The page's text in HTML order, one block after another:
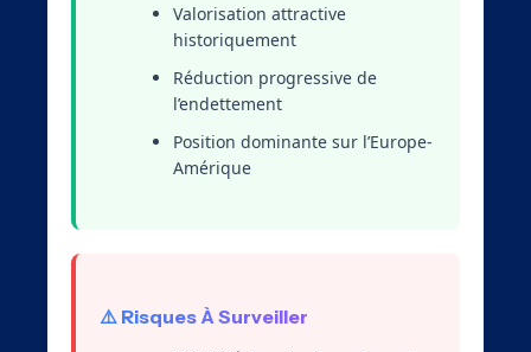
Valorisation attractive
historiquement
Réduction progressive de
l’endettement
Position dominante sur l’Europe-
Amérique
⚠️ Risques À Surveiller